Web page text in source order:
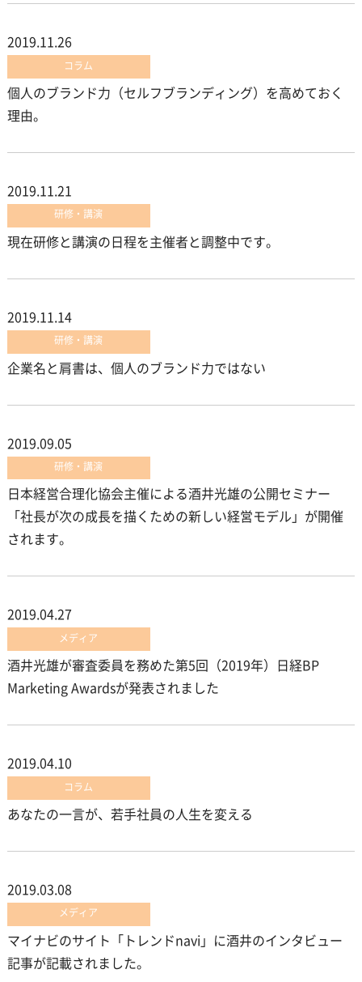
2019.11.26
コラム
個人のブランド力（セルフブランディング）を高めておく
理由。
2019.11.21
研修・講演
現在研修と講演の日程を主催者と調整中です。
2019.11.14
研修・講演
企業名と肩書は、個人のブランド力ではない
2019.09.05
研修・講演
日本経営合理化協会主催による酒井光雄の公開セミナー
「社長が次の成長を描くための新しい経営モデル」が開催
されます。
2019.04.27
メディア
酒井光雄が審査委員を務めた第5回（2019年）日経BP
Marketing Awardsが発表されました
2019.04.10
コラム
あなたの一言が、若手社員の人生を変える
2019.03.08
メディア
マイナビのサイト「トレンドnavi」に酒井のインタビュー
記事が記載されました。